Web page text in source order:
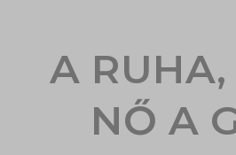
A RUHA,
NŐ A